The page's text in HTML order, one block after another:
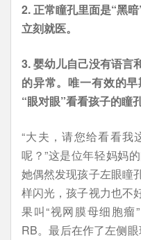
2. 正常瞳孔里面是“黑
立刻就医。
3. 婴幼儿自己没有语言
的异常。唯一有效的
“眼对眼”看看孩子的瞳孔
“大夫，请您给看看我
呢？”这是位年轻妈妈
她偶然发现孩子左眼瞳
样闪光，孩子视力也不
果叫“视网膜母细胞瘤
RB。最后在作了左侧